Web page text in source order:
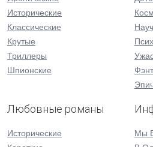
Исторические
Классические
Крутые
Триллеры
Шпионские
Любовные романы
Исторические
Мы